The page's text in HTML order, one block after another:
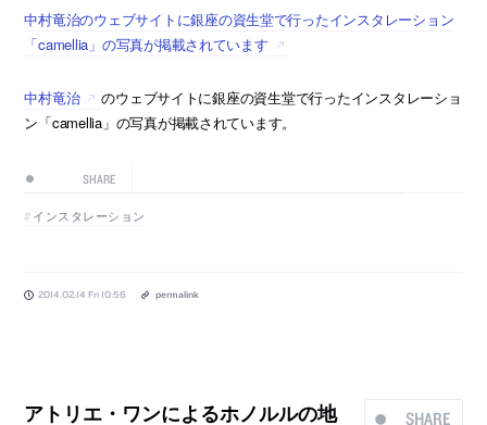
中村竜治のウェブサイトに銀座の資生堂で行ったインスタレーション
「camellia」の写真が掲載されています
中村竜治
のウェブサイトに銀座の資生堂で行ったインスタレーショ
ン「camellia」の写真が掲載されています。
SHARE
インスタレーション
2014.02.14 Fri 10:56 permalink
SHARE
アトリエ・ワンによるホノルルの地